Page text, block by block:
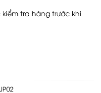
tra hàng trước khi